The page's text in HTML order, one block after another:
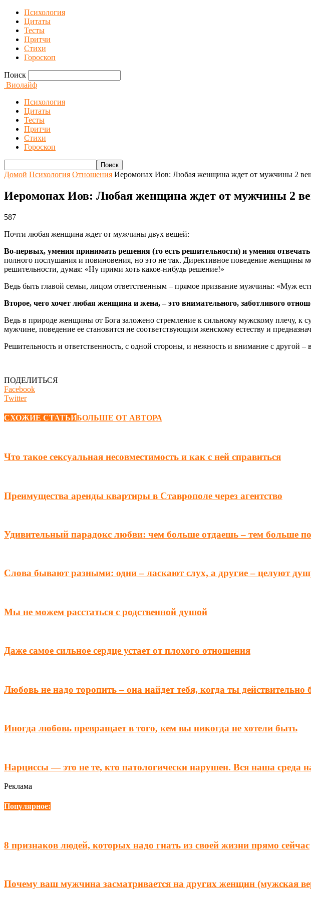
Психология
Цитаты
Тесты
Притчи
Стихи
Гороскоп
Поиск
Виолайф
Психология
Цитаты
Тесты
Притчи
Стихи
Гороскоп
Домой Психология Отношения Иеромонах Иов: Любая женщина ждет от мужчины 2
Иеромонах Иов: Любая женщина ждет от мужчины 2
587
Почти любая женщина ждет от мужчины двух вещей:
Во-первых, умения принимать решения (то есть решительности) и умения отвечать
полного послушания и повиновения, но это не так. Директивное поведение женщины
решительности, думая: «Ну прими хоть какое-нибудь решение!»
Ведь быть главой семьи, лицом ответственным – прямое призвание мужчины: «Муж
Второе, чего хочет любая женщина и жена, – это внимательного, заботливого
Ведь в природе женщины от Бога заложено стремление к сильному мужскому плечу, к
мужчине, поведение ее становится не соответствующим женскому естеству и
Решительность и ответственность, с одной стороны, и нежность и внимание с
ПОДЕЛИТЬСЯ
Facebook
Twitter
СХОЖИЕ СТАТЬИБОЛЬШЕ ОТ АВТОРА
Что такое сексуальная несовместимость и как с ней справиться
Преимущества аренды квартиры в Ставрополе через агентство
Удивительный парадокс любви: чем больше отдаешь – тем больше
Слова бывают разными: одни – ласкают слух, а другие – целуют
Мы не можем расстаться с родственной душой
Даже самое сильное сердце устает от плохого отношения
Любовь не надо торопить – она найдет тебя, когда ты действительно
Иногда любовь превращает в того, кем вы никогда не хотели быть
Нарциссы — это не те, кто патологически нарушен. Вся наша среда
Реклама
Популярное:
8 признаков людей, которых надо гнать из своей жизни прямо сейчас
Почему ваш мужчина засматривается на других женщин (мужская